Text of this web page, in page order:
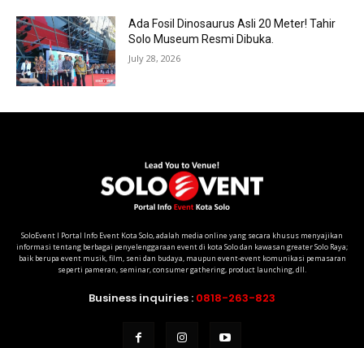
Ada Fosil Dinosaurus Asli 20 Meter! Tahir
Solo Museum Resmi Dibuka.
July 28, 2026
SoloEvent I Portal Info Event Kota Solo, adalah media online yang secara khusus menyajikan
informasi tentang berbagai penyelenggaraan event di kota Solo dan kawasan greater Solo Raya;
baik berupa event musik, film, seni dan budaya, maupun event-event komunikasi pemasaran
seperti pameran, seminar, consumer gathering, product launching, dll.
Business inquiries : 0818-263-823